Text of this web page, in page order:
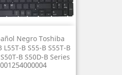
Negro Toshiba
B S55-B S55T-B
B S50D-B Series